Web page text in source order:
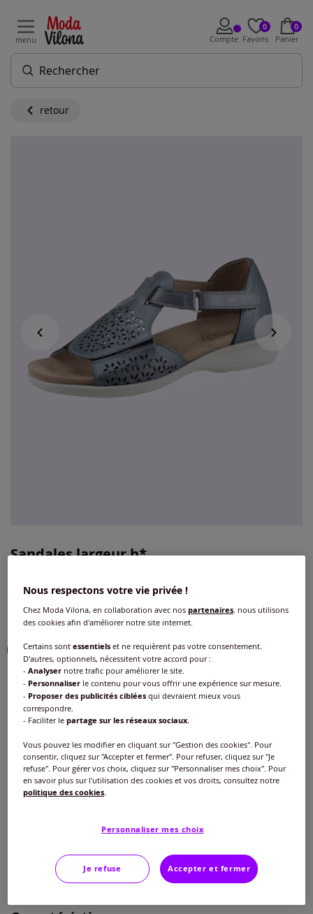
menu Compte
0
Favoris
0
Panier
retour
Sandales largeur h*
Couleur :bleu glacier
Choisir une couleur :
Pointure :
37 -Disponible dans 1 semaine
Disponible dans 1 semaine
Guide des tailles
75€
Ajouter au panier
Nous respectons votre vie privée !
Chez Moda Vilona, en collaboration avec nospartenaires, nous utilisons
des cookies afin d'améliorer notre site internet.
Certains sontessentiels et ne requièrent pas votre consentement.
D'autres, optionnels, nécessitent votre accord pour :
-Analyser notre trafic pour améliorer le site.
- Personnaliser le contenu pour vous offrir une expérience sur mesure.
- Proposer des publicités ciblées qui devraient mieux vous
correspondre.
- Faciliter lepartage sur les réseaux sociaux.
Vous pouvez les modifier en cliquant sur "Gestion des cookies". Pour
consentir, cliquez sur "Accepter et fermer". Pour refuser, cliquez sur "Je
refuse". Pour gérer vos choix, cliquez sur "Personnaliser mes choix". Pour
en savoir plus sur l'utilisation des cookies et vos droits, consultez notre
politique des cookies.
Personnaliser mes choix
Je refuse Accepter et fermer